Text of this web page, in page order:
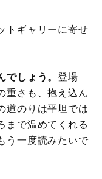
トギャリーに寄せ
でしょう。登場
重さも、抱え込ん
道のりは平坦では
まで温めてくれる
う一度読みたいで